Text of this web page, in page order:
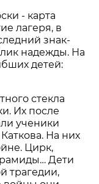
- карта
лагеря, в
знак-
надежды. На
детей:
стекла
Их после
ученики
На них
Цирк,
Дети
трагедии,